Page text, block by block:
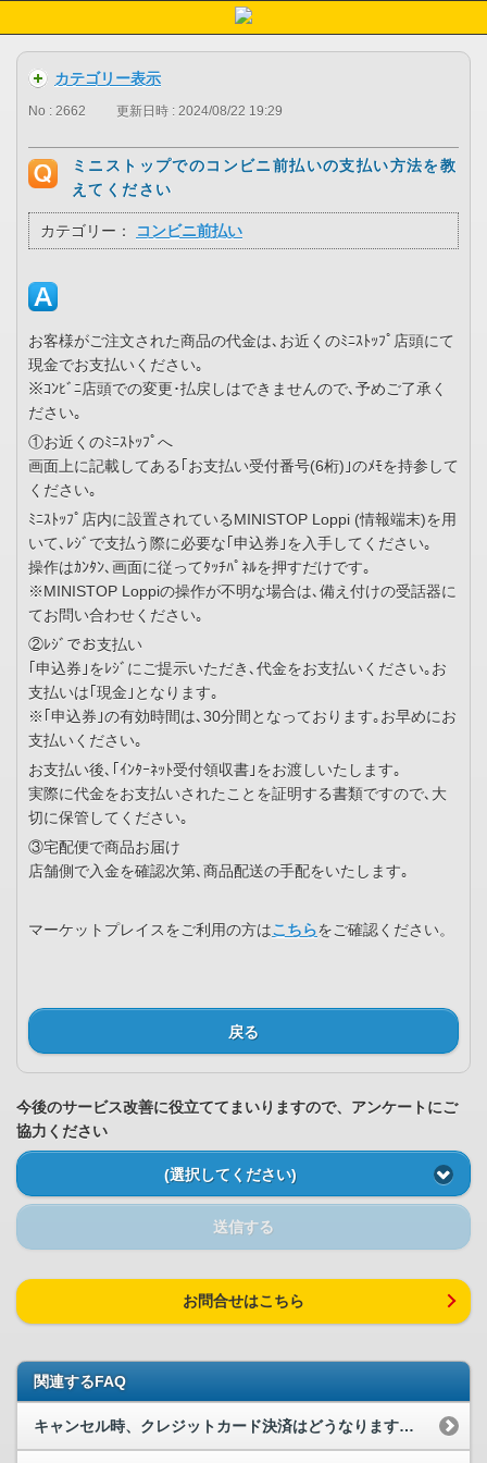
カテゴリー表示
No : 2662 更新日時 : 2024/08/22 19:29
ミニストップでのコンビニ前払いの支払い方法を教
えてください
カテゴリー： コンビニ前払い
お客様がご注文された商品の代金は､お近くのﾐﾆｽﾄｯﾌﾟ店頭にて
現金でお支払いください｡
※ｺﾝﾋﾞﾆ店頭での変更･払戻しはできませんので､予めご了承く
ださい｡
①お近くのﾐﾆｽﾄｯﾌﾟへ
画面上に記載してある｢お支払い受付番号(6桁)｣のﾒﾓを持参して
ください｡
ﾐﾆｽﾄｯﾌﾟ店内に設置されているMINISTOP Loppi (情報端末)を用
いて､ﾚｼﾞで支払う際に必要な｢申込券｣を入手してください｡
操作はｶﾝﾀﾝ､画面に従ってﾀｯﾁﾊﾟﾈﾙを押すだけです｡
※MINISTOP Loppiの操作が不明な場合は､備え付けの受話器に
てお問い合わせください｡
②ﾚｼﾞでお支払い
｢申込券｣をﾚｼﾞにご提示いただき､代金をお支払いください｡お
支払いは｢現金｣となります｡
※｢申込券｣の有効時間は､30分間となっております｡お早めにお
支払いください｡
お支払い後､｢ｲﾝﾀｰﾈｯﾄ受付領収書｣をお渡しいたします｡
実際に代金をお支払いされたことを証明する書類ですので､大
切に保管してください｡
③宅配便で商品お届け
店舗側で入金を確認次第､商品配送の手配をいたします｡
マーケットプレイスをご利用の方はこちらをご確認ください。
戻る
今後のサービス改善に役立ててまいりますので、アンケートにご
協力ください
(選択してください)
送信する
お問合せはこちら
関連するFAQ
キャンセル時、クレジットカード決済はどうなりますか？